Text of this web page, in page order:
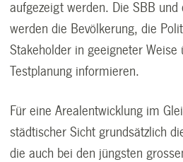
aufgezeigt werden. Die SBB
werden die Bevölkerung, die
Stakeholder in geeigneter
Testplanung informieren.
Für eine Arealentwicklung im
städtischer Sicht grundsätzlich
die auch bei den jüngsten